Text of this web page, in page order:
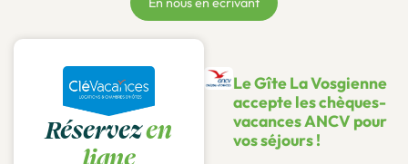
Réservezen
ligne
Le Gîte La Vosgienne
accepte les chèques-
vacances ANCV pour
vos séjours !